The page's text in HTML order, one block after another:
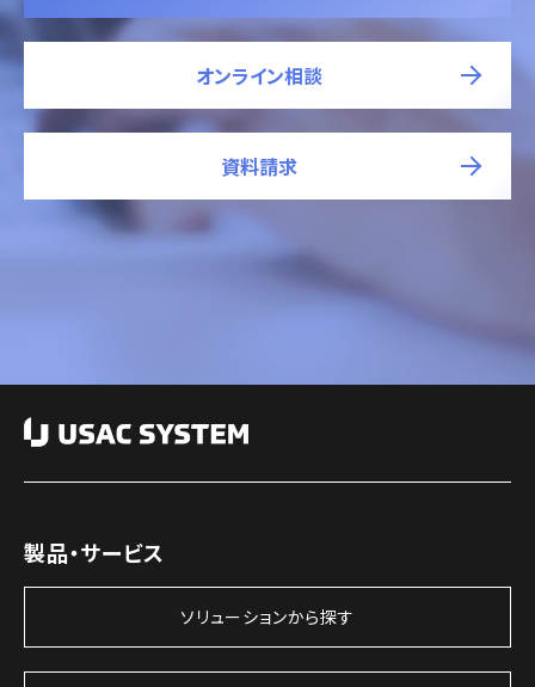
オンライン相談
資料請求
製品・サービス
ソリューションから探す